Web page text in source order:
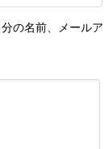
の名前、メールア